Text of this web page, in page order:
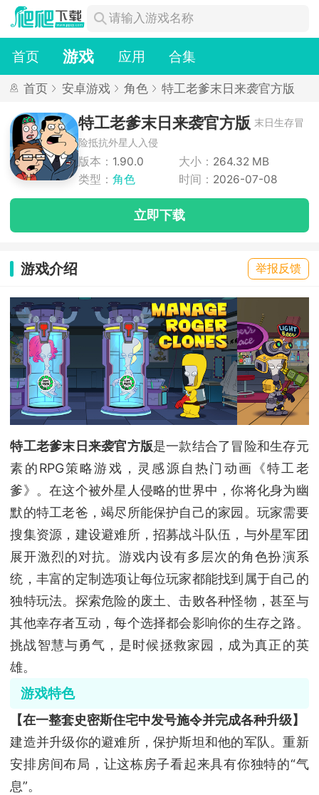
首页 游戏 应用 合集
首页 安卓游戏 角色 特工老爹末日来袭官方版
特工老爹末日来袭官方版 末日生存冒
险抵抗外星人入侵
版本： 1.90.0 大小： 264.32 MB
类型： 角色 时间： 2026-07-08
立即下载
游戏介绍 举报反馈
特工老爹末日来袭官方版是一款结合了冒险和生存元
素的RPG策略游戏，灵感源自热门动画《特工老
爹》。在这个被外星人侵略的世界中，你将化身为幽
默的特工老爸，竭尽所能保护自己的家园。玩家需要
搜集资源，建设避难所，招募战斗队伍，与外星军团
展开激烈的对抗。游戏内设有多层次的角色扮演系
统，丰富的定制选项让每位玩家都能找到属于自己的
独特玩法。探索危险的废土、击败各种怪物，甚至与
其他幸存者互动，每个选择都会影响你的生存之路。
挑战智慧与勇气，是时候拯救家园，成为真正的英
雄。
游戏特色
【在一整套史密斯住宅中发号施令并完成各种升级】
建造并升级你的避难所，保护斯坦和他的军队。重新
安排房间布局，让这栋房子看起来具有你独特的“气
息”。